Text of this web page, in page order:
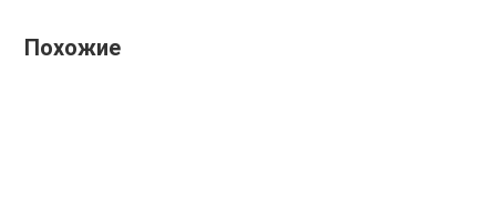
Похожие